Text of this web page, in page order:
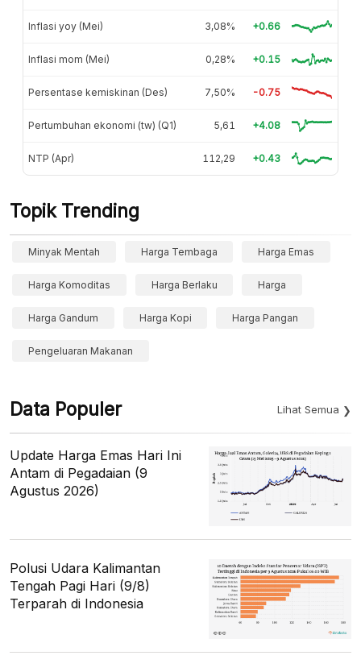
Inflasi yoy (Mei) 3,08% +0.66
Inflasi mom (Mei) 0,28% +0.15
Persentase kemiskinan (Des) 7,50% -0.75
Pertumbuhan ekonomi (tw) (Q1) 5,61 +4.08
NTP (Apr) 112,29 +0.43
Topik Trending
Minyak Mentah Harga Tembaga Harga Emas
Harga Komoditas Harga Berlaku Harga
Harga Gandum Harga Kopi Harga Pangan
Pengeluaran Makanan
Data Populer Lihat Semua
Update Harga Emas Hari Ini
Antam di Pegadaian (9
Agustus 2026)
Polusi Udara Kalimantan
Tengah Pagi Hari (9/8)
Terparah di Indonesia